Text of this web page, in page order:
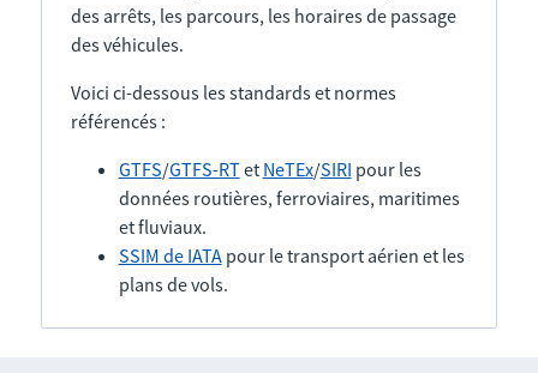
des arrêts, les parcours, les horaires de passage
des véhicules.
Voici ci-dessous les standards et normes
référencés :
GTFS/GTFS-RTet NeTEx/SIRI pour les
données routières, ferroviaires, maritimes
et fluviaux.
SSIM de IATApour le transport aérien et les
plans de vols.